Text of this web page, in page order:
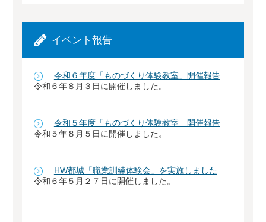
イベント報告
令和６年度「ものづくり体験教室」開催報告
令和６年８月３日に開催しました。
令和５年度「ものづくり体験教室」開催報告
令和５年８月５日に開催しました。
HW都城「職業訓練体験会」を実施しました
令和６年５月２７日に開催しました。